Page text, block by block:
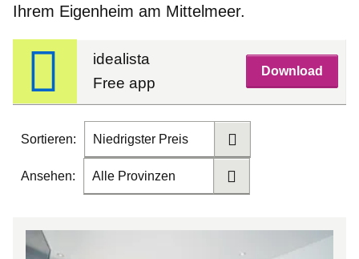
Ihrem Eigenheim am Mittelmeer.
idealista
Free app
Download
Sortieren: Niedrigster Preis
Ansehen: Alle Provinzen